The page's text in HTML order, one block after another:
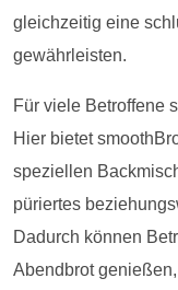
gleichzeitig eine
gewährleisten.
Für viele Betroffene
Hier bietet
speziellen
püriertes
Dadurch können
Abendbrot